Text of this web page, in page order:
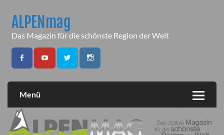
contentALPENmag
Das Magazin für die schönste Region der Welt
Menü